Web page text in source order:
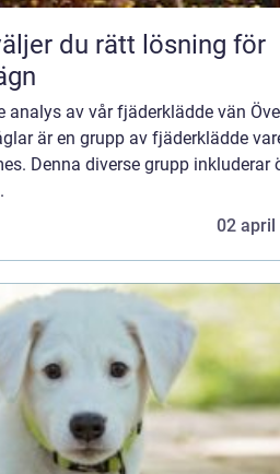
analys av vår fjäderklädde vän
är en grupp av fjäderklädde
Denna diverse grupp inkluderar
02 april